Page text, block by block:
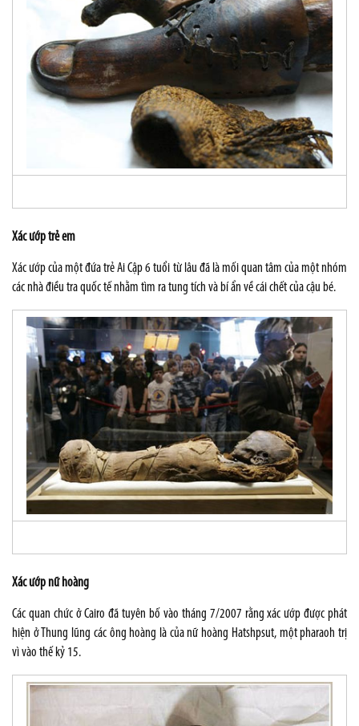
Xác ướp trẻ em
Xác ướp của một đứa trẻ Ai Cập 6 tuổi từ lâu đã là mối quan tâm của một nhóm
các nhà điều tra quốc tế nhằm tìm ra tung tích và bí ẩn về cái chết của cậu bé.
Xác ướp nữ hoàng
Các quan chức ởCairo đã tuyên bố vào tháng 7/2007 rằng xác ướp được phát
hiện ở Thung lũng các ông hoàng là của nữ hoàng Hatshpsut, một pharaoh trị
vì vào thế kỷ 15.